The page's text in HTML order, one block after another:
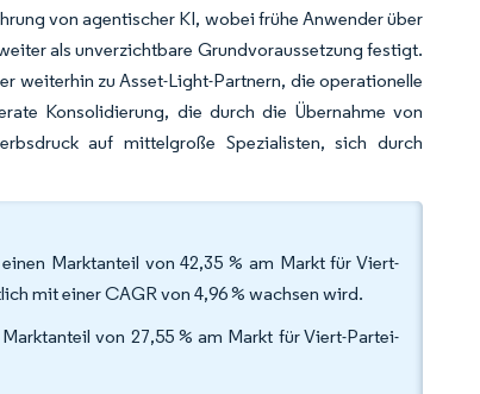
von agentischer KI, wobei frühe Anwender über
als unverzichtbare Grundvoraussetzung festigt.
weiterhin zu Asset-Light-Partnern, die operationelle
Konsolidierung, die durch die Übernahme von
auf mittelgroße Spezialisten, sich durch
Marktanteil von 42,35 % am Markt für Viert-
mit einer CAGR von 4,96 % wachsen wird.
von 27,55 % am Markt für Viert-Partei-